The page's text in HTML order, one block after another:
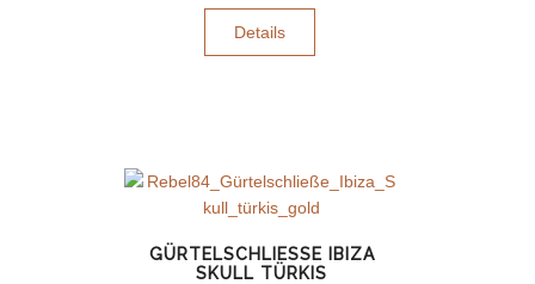
Details
GÜRTELSCHLIESSE IBIZA
SKULL TÜRKIS